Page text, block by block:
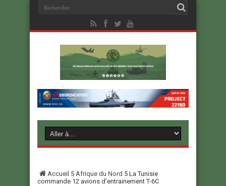
Accueil 5 Afrique du Nord 5 La Tunisie
commande 12 avions d’entrainement T-6C